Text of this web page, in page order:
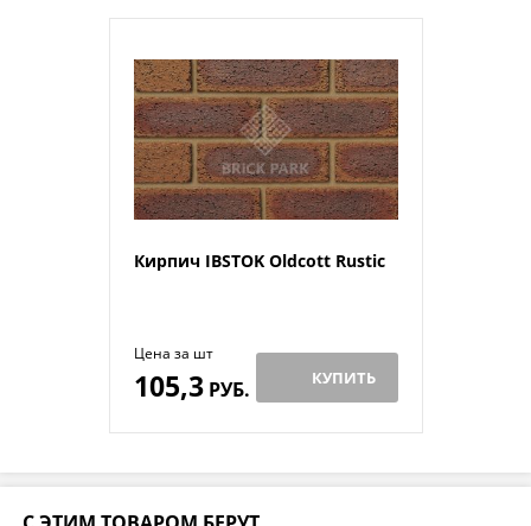
Кирпич IBSTOK Oldcott Rustic
Цена за шт
105,3РУБ. КУПИТЬ